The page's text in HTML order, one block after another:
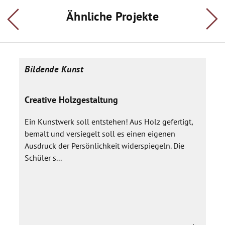
Ähnliche Projekte
Bildende Kunst
Creative Holzgestaltung
Ein Kunstwerk soll entstehen! Aus Holz gefertigt,
bemalt und versiegelt soll es einen eigenen
Ausdruck der Persönlichkeit widerspiegeln. Die
Schüler s...